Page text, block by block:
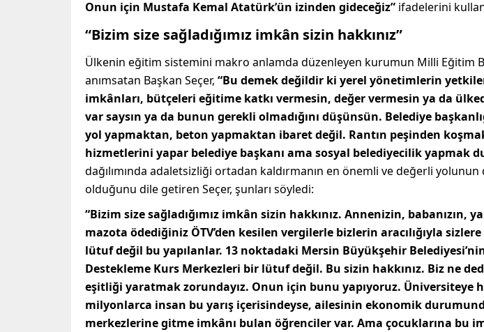
Onun için Mustafa Kemal Atatürk’ün izinden gideceğiz” ifadelerini
“Bizim size sağladığımız imkân sizin hakkınız”
Ülkenin eğitim sistemini makro anlamda düzenleyen kurumun Milli Eğitim
anımsatan Başkan Seçer, “Bu demek değildir ki yerel yönetimlerin
imkânları, bütçeleri eğitime katkı vermesin, değer vermesin ya da
var saysın ya da bunun gerekli olmadığını düşünsün. Belediye
yol yapmaktan, beton yapmaktan ibaret değil. Rantın peşinden
hizmetlerini yapar belediye başkanı ama sosyal belediyecilik yapmak
dağılımında adaletsizliği ortadan kaldırmanın en önemli ve değerli
olduğunu dile getiren Seçer, şunları söyledi:
“Bizim size sağladığımız imkân sizin hakkınız. Annenizin, babanızın,
mazota ödediğiniz ÖTV’den kesilen vergilerle bizlerin aracılığıyla
lütuf değil bu yapılanlar. 13 noktadaki Mersin Büyükşehir
Destekleme Kurs Merkezleri bir lütuf değil. Bu sizin hakkınız. Biz ne
eşitliği yaratmak zorundayız. Onun için bunu yapıyoruz. Üniversiteye
milyonlarca insan bu yarış içerisindeyse, ailesinin ekonomik
merkezlerine gitme imkânı bulan öğrenciler var. Ama çocuklarına bu